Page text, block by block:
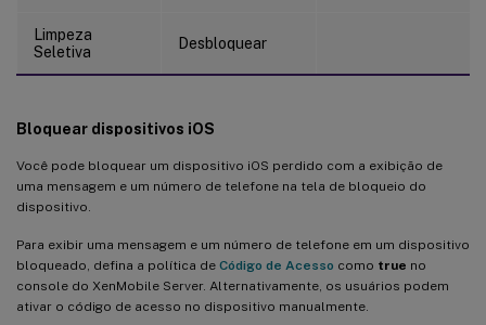
Limpeza
Seletiva
Desbloquear
Bloquear dispositivos iOS
Você pode bloquear um dispositivo iOS perdido com a exibição de
uma mensagem e um número de telefone na tela de bloqueio do
dispositivo.
Para exibir uma mensagem e um número de telefone em um dispositivo
bloqueado, defina a política de Código de Acesso como true no
console do XenMobile Server. Alternativamente, os usuários podem
ativar o código de acesso no dispositivo manualmente.